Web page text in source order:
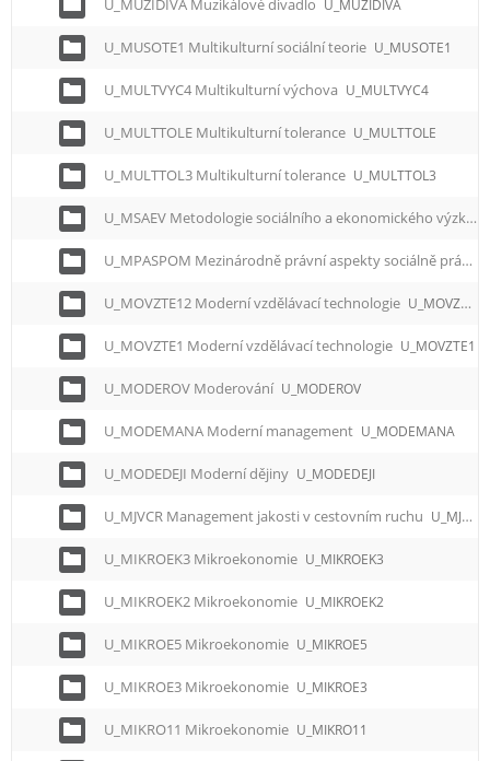
U_MUZIDIVA Muzikálové divadlo U_MUZIDIVA
U_MUSOTE1 Multikulturní sociální teorie U_MUSOTE1
U_MULTVYC4 Multikulturní výchova U_MULTVYC4
U_MULTTOLE Multikulturní tolerance U_MULTTOLE
U_MULTTOL3 Multikulturní tolerance U_MULTTOL3
U_MSAEV Metodologie sociálního a ekonomického výzkumu
U_MPASPOM Mezinárodně právní aspekty sociálně právní ochrany mládeže
U_MOVZTE12 Moderní vzdělávací technologie U_MOVZTE12
U_MOVZTE1 Moderní vzdělávací technologie U_MOVZTE1
U_MODEROV Moderování U_MODEROV
U_MODEMANA Moderní management U_MODEMANA
U_MODEDEJI Moderní dějiny U_MODEDEJI
U_MJVCR Management jakosti v cestovním ruchu U_MJVCR
U_MIKROEK3 Mikroekonomie U_MIKROEK3
U_MIKROEK2 Mikroekonomie U_MIKROEK2
U_MIKROE5 Mikroekonomie U_MIKROE5
U_MIKROE3 Mikroekonomie U_MIKROE3
U_MIKRO11 Mikroekonomie U_MIKRO11